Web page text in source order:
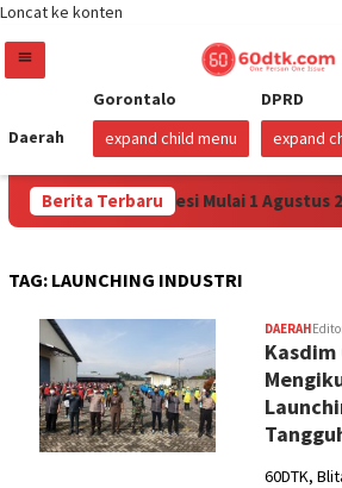
Loncat ke konten
Daerah
Gorontalo
expand child menu
DPRD
expand
Berita Terbaru
Pertamax di Sulawesi Mulai 1 Agustus
TAG: LAUNCHING INDUSTRI
DAERAH
60DTK,